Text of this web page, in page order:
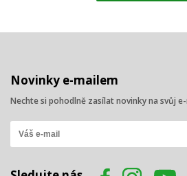
Novinky e-mailem
Nechte si pohodlně zasílat novinky na svůj